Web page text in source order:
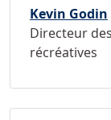
Kevin Godin
Directeur
récréatives